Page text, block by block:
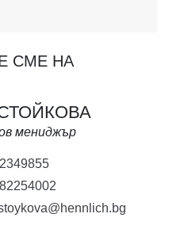
СМЕ НА
мениджър